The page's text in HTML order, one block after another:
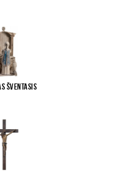
šventasis